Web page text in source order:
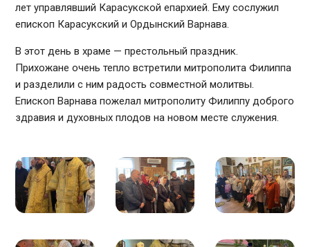
лет управлявший Карасукской епархией. Ему сослужил
епископ Карасукский и Ордынский Варнава.
В этот день в храме — престольный праздник.
Прихожане очень тепло встретили митрополита Филиппа
и разделили с ним радость совместной молитвы.
Епископ Варнава пожелал митрополиту Филиппу доброго
здравия и духовных плодов на новом месте служения.